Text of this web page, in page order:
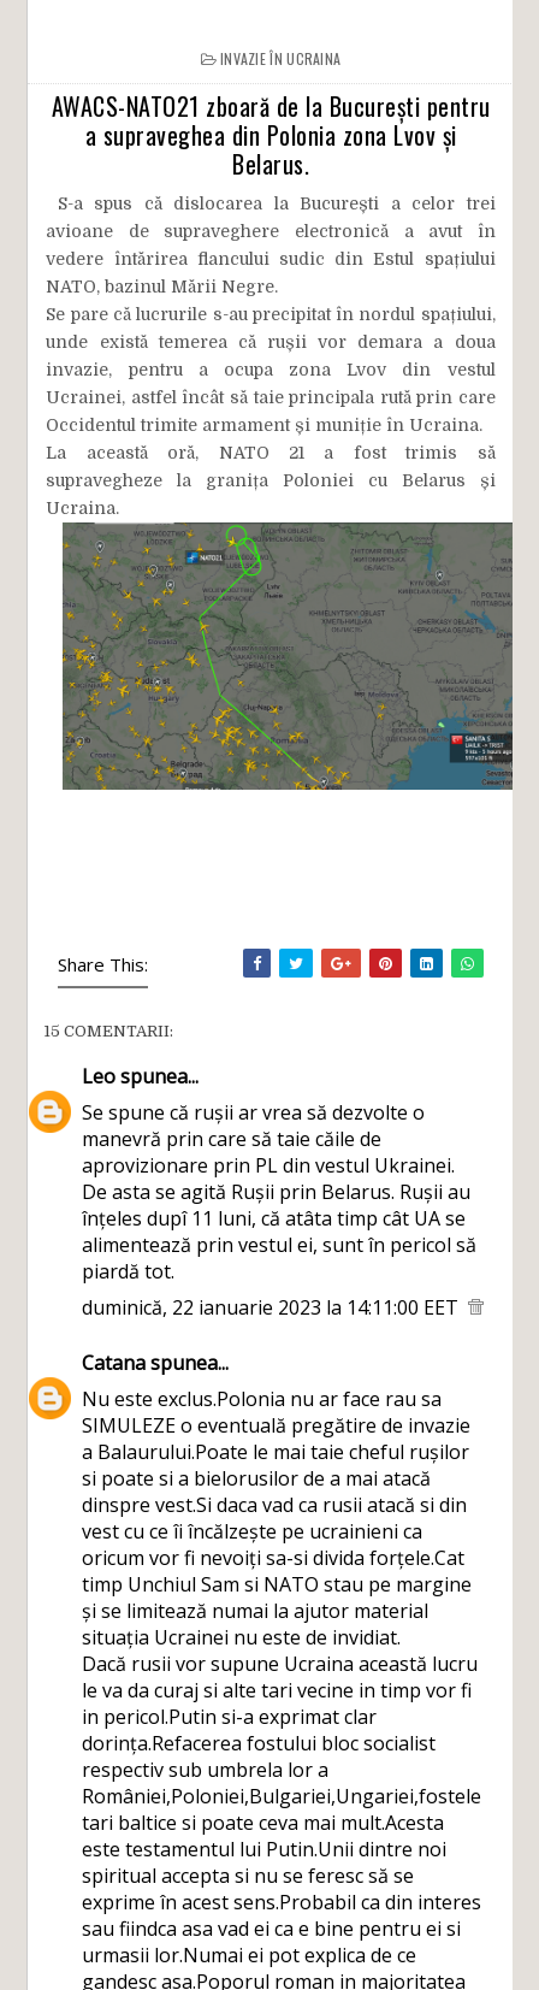
INVAZIE ÎN UCRAINA
AWACS-NATO21 zboară de la București pentru
a supraveghea din Polonia zona Lvov și
Belarus.
S-a spus că dislocarea la București a celor trei
avioane de supraveghere electronică a avut în
vedere întărirea flancului sudic din Estul spațiului
NATO, bazinul Mării Negre.
Se pare că lucrurile s-au precipitat în nordul spațiului,
unde există temerea că rușii vor demara a doua
invazie, pentru a ocupa zona Lvov din vestul
Ucrainei, astfel încât să taie principala rută prin care
Occidentul trimite armament și muniție în Ucraina.
La această oră, NATO 21 a fost trimis să
supravegheze la granița Poloniei cu Belarus și
Ucraina.
Share This:
15 COMENTARII:
Leospunea...
Se spune că rușii ar vrea să dezvolte o
manevră prin care să taie căile de
aprovizionare prin PL din vestul Ukrainei.
De asta se agită Rușii prin Belarus. Rușii au
înțeles dupî 11 luni, că atâta timp cât UA se
alimentează prin vestul ei, sunt în pericol să
piardă tot.
duminică, 22 ianuarie 2023 la 14:11:00 EET
Catanaspunea...
Nu este exclus.Polonia nu ar face rau sa
SIMULEZE o eventuală pregătire de invazie
a Balaurului.Poate le mai taie cheful rușilor
si poate si a bielorusilor de a mai atacă
dinspre vest.Si daca vad ca rusii atacă si din
vest cu ce îi încălzește pe ucrainieni ca
oricum vor fi nevoiți sa-si divida forțele.Cat
timp Unchiul Sam si NATO stau pe margine
și se limitează numai la ajutor material
situația Ucrainei nu este de invidiat.
Dacă rusii vor supune Ucraina această lucru
le va da curaj si alte tari vecine in timp vor fi
in pericol.Putin si-a exprimat clar
dorința.Refacerea fostului bloc socialist
respectiv sub umbrela lor a
României,Poloniei,Bulgariei,Ungariei,fostele
tari baltice si poate ceva mai mult.Acesta
este testamentul lui Putin.Unii dintre noi
spiritual accepta si nu se feresc să se
exprime în acest sens.Probabil ca din interes
sau fiindca asa vad ei ca e bine pentru ei si
urmasii lor.Numai ei pot explica de ce
gandesc asa.Poporul roman in majoritatea